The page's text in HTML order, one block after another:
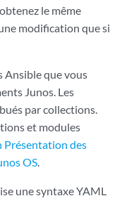
le même
modification que si
Ansible que vous
Junos. Les
par collections.
et modules
Présentation des
OS.
une syntaxe YAML